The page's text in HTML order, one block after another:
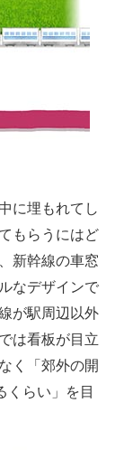
に埋もれてし
もらうにはど
新幹線の車窓
なデザインで
が駅周辺以外
は看板が目立
く「郊外の開
くらい」を目